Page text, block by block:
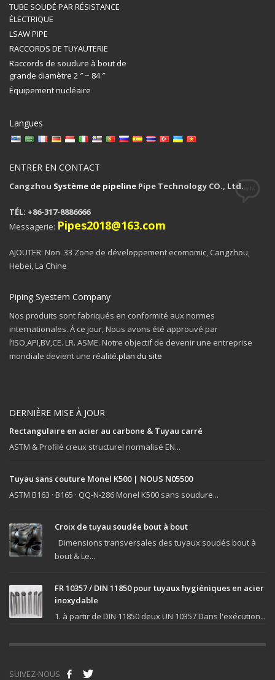
TUBE SOUDÉ PAR RÉSISTANCE
ÉLECTRIQUE
LSAW PIPE
RACCORDS DE TUYAUTERIE
Raccords de soudure à bout de
grande diamètre 2 ″ ~ 84 ″
Équipement nucléaire
Langues
ENTRER EN CONTACT
Cangzhou Système de pipeline Pipe Technology CO., Ltd.
TÉL: +86-317-8886666
Messagerie: Pipes2018@163.com
AJOUTER: Non. 33 Zone de développement ecomomic, Cangzhou,
Hebei, La Chine
Piping Syestem Company
Nos produits sont fabriqués en conformité aux normes
internationales. À ce jour, Nous avons été approuvé par
l’ISO,API,BV,CE. LR. ASME. Notre objectif de devenir une entreprise
mondiale devient une réalité.plan du site
DERNIÈRE MISE À JOUR
Rectangulaire en acier au carbone & Tuyau carré
ASTM & Profilé creux structurel normalisé EN...
Tuyau sans couture Monel K500 | NOUS N05500
ASTM B163 · B165 · QQ-N-286 Monel K500 sans soudure...
Croix de tuyau soudée bout à bout
Dimensions transversales des tuyaux soudés bout à
bout & Le...
FR 10357 / DIN 11850 pour tuyaux hygiéniques en acier
inoxydable
1. à partir de DIN 11850 deux UN 10357 Dans l'exécution...
SUIVEZ-NOUS